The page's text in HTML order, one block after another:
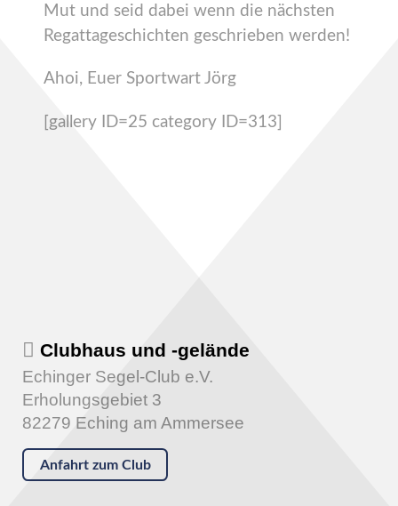
Mut und seid dabei wenn die nächsten
Regattageschichten geschrieben werden!
Ahoi, Euer Sportwart Jörg
[gallery ID=25 category ID=313]
Clubhaus und -gelände
Echinger Segel-Club e.V.
Erholungsgebiet 3
82279 Eching am Ammersee
Anfahrt zum Club